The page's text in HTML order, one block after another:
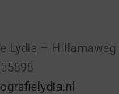
Lydia – Hillamaweg